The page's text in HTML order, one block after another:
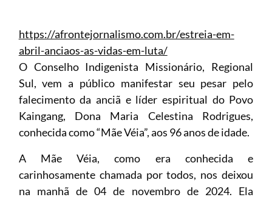
https://afrontejornalismo.com.br/estreia-em-
abril-anciaos-as-vidas-em-luta/
O Conselho Indigenista Missionário, Regional
Sul, vem a público manifestar seu pesar pelo
falecimento da anciã e líder espiritual do Povo
Kaingang, Dona Maria Celestina Rodrigues,
conhecida como “Mãe Véia”, aos 96 anos de idade.
A Mãe Véia, como era conhecida e
carinhosamente chamada por todos, nos deixou
na manhã de 04 de novembro de 2024. Ela